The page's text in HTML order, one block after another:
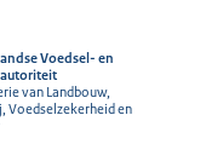
Voedsel- en
van Landbouw,
Voedselzekerheid en